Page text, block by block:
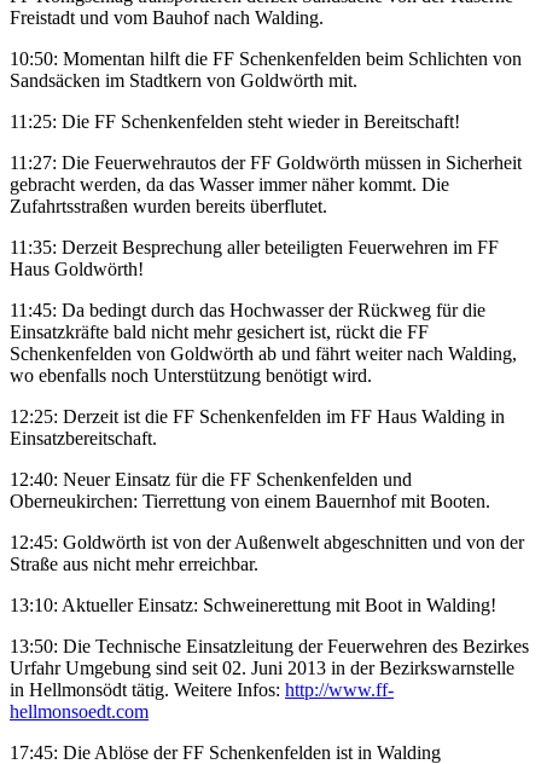
Freistadt und vom Bauhof nach Walding.
10:50: Momentan hilft die FF Schenkenfelden beim Schlichten von
Sandsäcken im Stadtkern von Goldwörth mit.
11:25: Die FF Schenkenfelden steht wieder in Bereitschaft!
11:27: Die Feuerwehrautos der FF Goldwörth müssen in Sicherheit
gebracht werden, da das Wasser immer näher kommt. Die
Zufahrtsstraßen wurden bereits überflutet.
11:35: Derzeit Besprechung aller beteiligten Feuerwehren im FF
Haus Goldwörth!
11:45: Da bedingt durch das Hochwasser der Rückweg für die
Einsatzkräfte bald nicht mehr gesichert ist, rückt die FF
Schenkenfelden von Goldwörth ab und fährt weiter nach Walding,
wo ebenfalls noch Unterstützung benötigt wird.
12:25: Derzeit ist die FF Schenkenfelden im FF Haus Walding in
Einsatzbereitschaft.
12:40: Neuer Einsatz für die FF Schenkenfelden und
Oberneukirchen: Tierrettung von einem Bauernhof mit Booten.
12:45: Goldwörth ist von der Außenwelt abgeschnitten und von der
Straße aus nicht mehr erreichbar.
13:10: Aktueller Einsatz: Schweinerettung mit Boot in Walding!
13:50: Die Technische Einsatzleitung der Feuerwehren des Bezirkes
Urfahr Umgebung sind seit 02. Juni 2013 in der Bezirkswarnstelle
in Hellmonsödt tätig. Weitere Infos: http://www.ff-
hellmonsoedt.com
17:45: Die Ablöse der FF Schenkenfelden ist in Walding